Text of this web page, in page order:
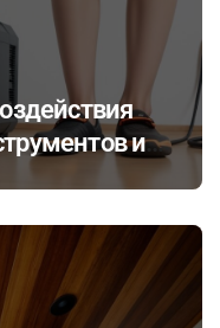
и
при ремонте